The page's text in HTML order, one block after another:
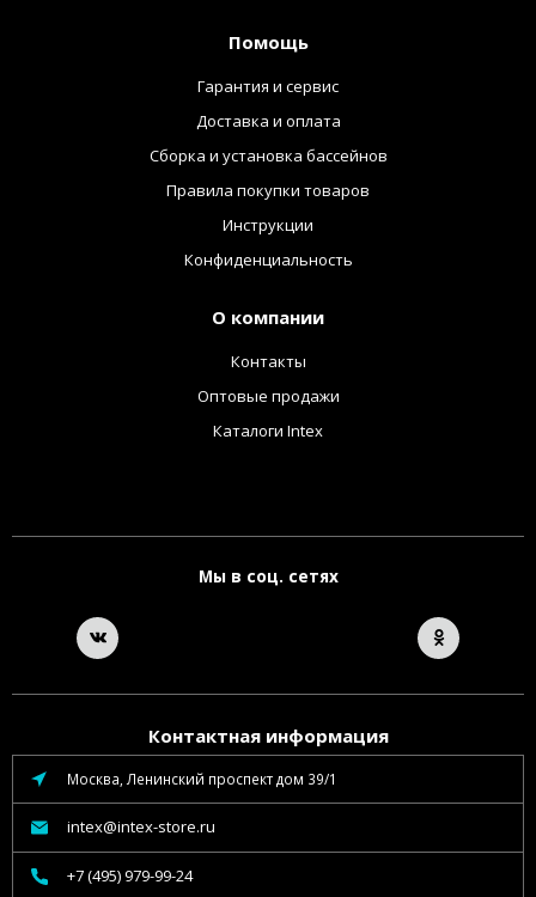
Помощь
Гарантия и сервис
Доставка и оплата
Сборка и установка бассейнов
Правила покупки товаров
Инструкции
Конфиденциальность
О компании
Контакты
Оптовые продажи
Каталоги Intex
Мы в соц. сетях
Контактная информация
Москва, Ленинский проспект дом 39/1
intex@intex-store.ru
+7 (495) 979-99-24